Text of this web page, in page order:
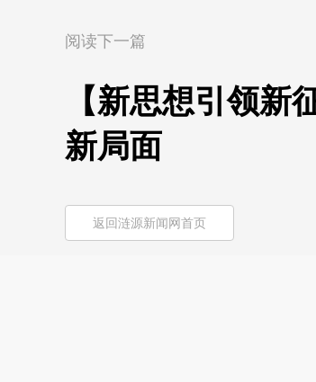
阅读下一篇
【新思想引领
新局面
返回涟源新闻网首页